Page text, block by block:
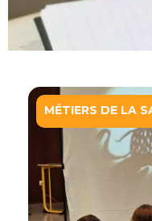
MÉTIERS DE LA